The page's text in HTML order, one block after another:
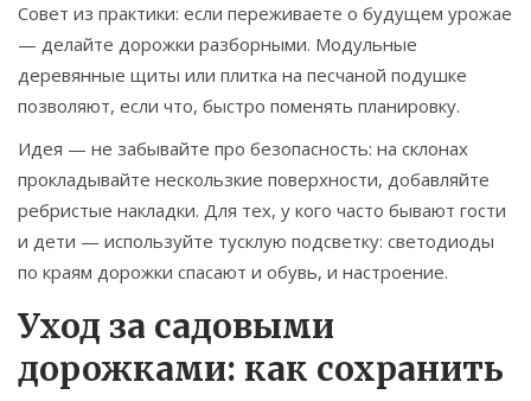
Совет из практики: если переживаете о будущем урожае
— делайте дорожки разборными. Модульные
деревянные щиты или плитка на песчаной подушке
позволяют, если что, быстро поменять планировку.
Идея — не забывайте про безопасность: на склонах
прокладывайте нескользкие поверхности, добавляйте
ребристые накладки. Для тех, у кого часто бывают гости
и дети — используйте тусклую подсветку: светодиоды
по краям дорожки спасают и обувь, и настроение.
Уход за садовыми
дорожками: как сохранить